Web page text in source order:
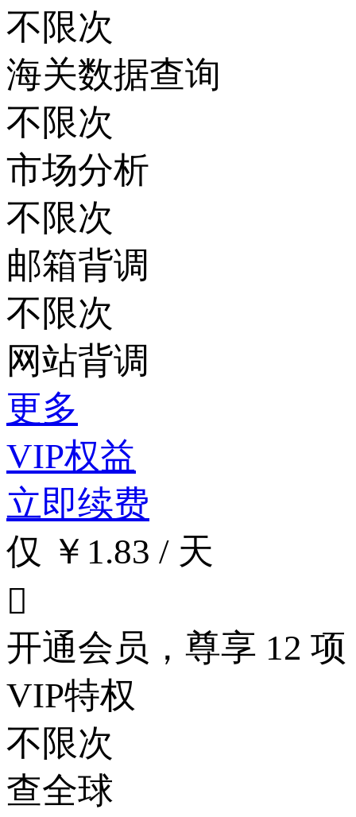
不限次
海关数据查询
不限次
市场分析
不限次
邮箱背调
不限次
网站背调
更多
VIP权益
立即续费
仅 ￥1.83 / 天

开通会员，尊享 12 项
VIP特权
不限次
查全球